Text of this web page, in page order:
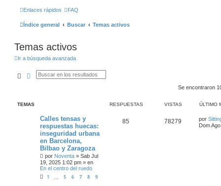
Enlaces rápidos FAQ
Índice general Buscar Temas activos
Temas activos
Ir a búsqueda avanzada
BuscarBúsqueda Avanzada
Se encontraron
TEMAS RESPUESTAS VISTAS ÚLTIMO
Calles tensas y
respuestas huecas:
inseguridad urbana
en Barcelona,
Bilbao y Zaragoza
por Noventa » Sab Jul
19, 2025 1:02 pm » en
En el centro del ruedo
1 5 6 7 8 9
85 78279 por
Dom